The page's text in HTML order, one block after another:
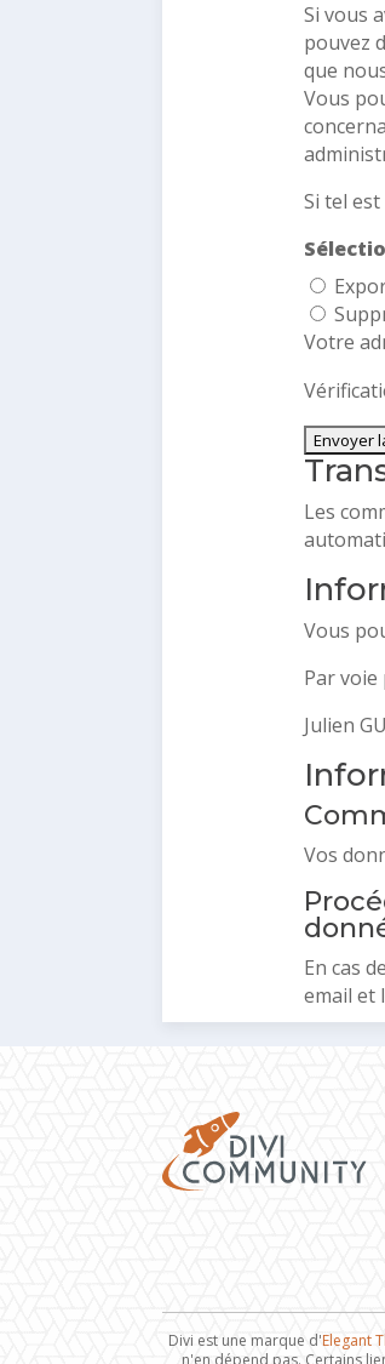
Si vous
pouvez
que
Vous
Si tel
Votre
Les
Vous
Par voie
Julien
Vos
En cas
email et
Divi est une marque d'Elegant
n'en dépend pas. Certains